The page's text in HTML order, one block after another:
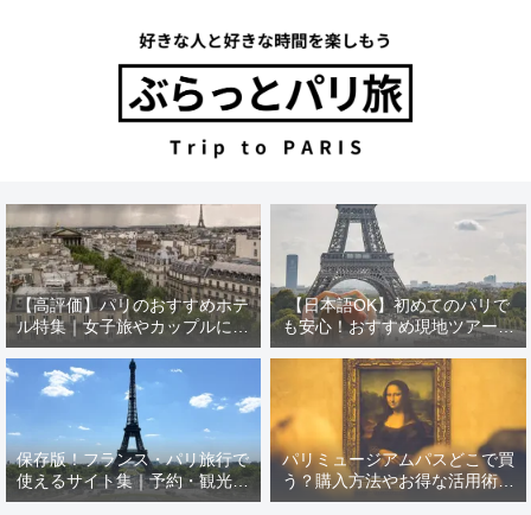
【高評価】パリのおすすめホテ
ル特集｜女子旅やカップルにぴ
ったり！
【日本語OK】初めてのパリで
も安心！おすすめ現地ツアー特
集【12選】
保存版！フランス・パリ旅行で
使えるサイト集｜予約・観光・
現地情報
パリミュージアムパスどこで買
う？購入方法やお得な活用術を
徹底解説